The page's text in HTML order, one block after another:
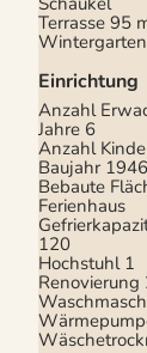
Terrasse 95
Wintergarten
Einrichtung
Anzahl
Jahre 6
Anzahl
Baujahr 1946
Bebaute
Ferienhaus
120
Hochstuhl 1
Renovierung